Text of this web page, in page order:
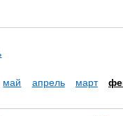
май апрель март